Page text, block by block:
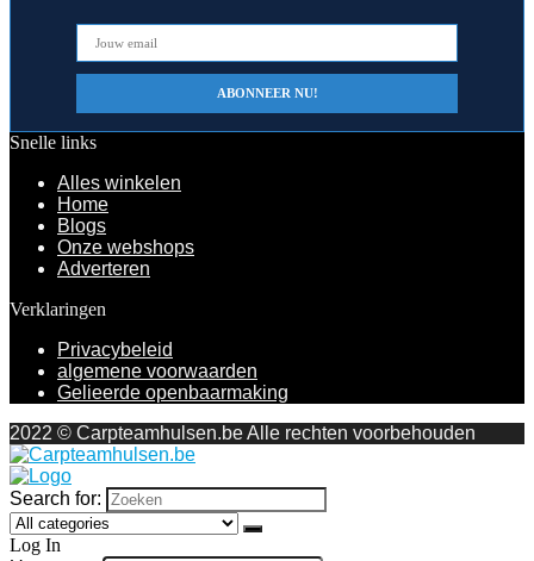
Snelle links
Alles winkelen
Home
Blogs
Onze webshops
Adverteren
Verklaringen
Privacybeleid
algemene voorwaarden
Gelieerde openbaarmaking
2022 © Carpteamhulsen.be Alle rechten voorbehouden
Search for:
Log In